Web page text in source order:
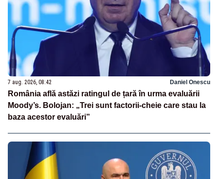
7 aug. 2026, 08:42 Daniel Onescu
România află astăzi ratingul de țară în urma evaluării
Moody’s. Bolojan: „Trei sunt factorii-cheie care stau la
baza acestor evaluări”